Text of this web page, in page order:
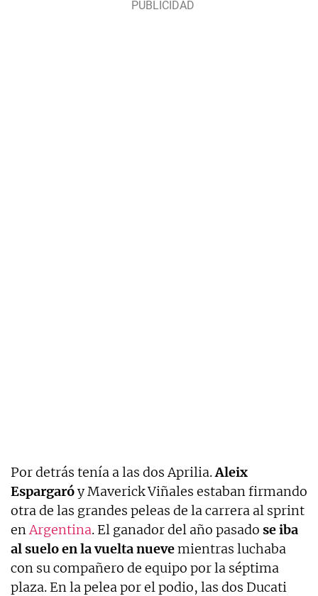
Por detrás tenía a las dos Aprilia.Aleix
Espargaróy Maverick Viñales estaban firmando
otra de las grandes peleas de la carrera al sprint
enArgentina. El ganador del año pasado se iba
al suelo en la vuelta nuevemientras luchaba
con su compañero de equipo por la séptima
plaza. En la pelea por el podio, las dos Ducati